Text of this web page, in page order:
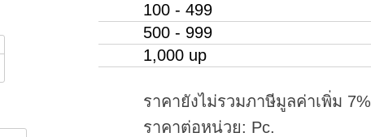
100 - 499
500 - 999
1,000 up
ราคายังไม่รวมภาษีมูลค่าเพิ่ม 7%
ราคาต่อหน่วย: Pc.